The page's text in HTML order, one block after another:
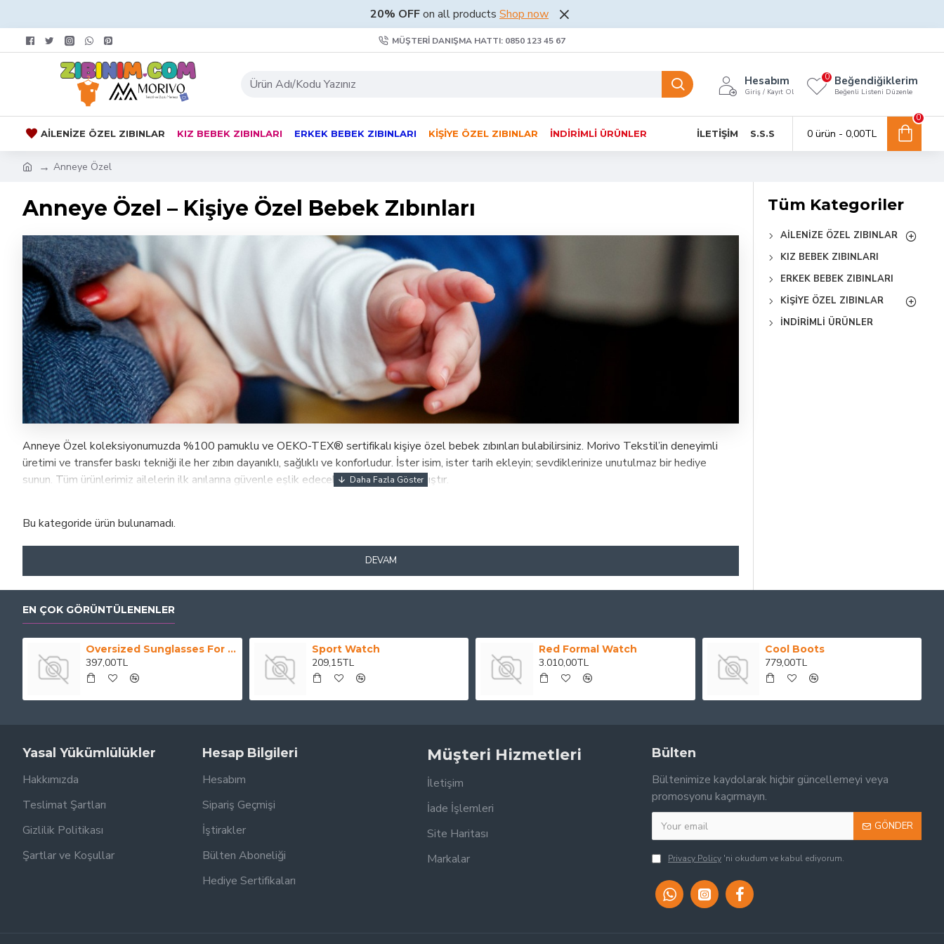
20% OFFon all products Shop now
MÜŞTERI DANIŞMA HATTI: 0850 123 45 67
Hesabım
Giriş / Kayıt Ol
Beğendiğiklerim
Beğenli Listeni Düzenle
0
AILENIZE ÖZEL ZIBINLAR KIZ BEBEK ZIBINLARI ERKEK BEBEK ZIBINLARI KIŞIYE ÖZEL ZIBINLAR İNDIRIMLI ÜRÜNLER İLETIŞIM S.S.S 0 ürün - 0,00TL
0
Anneye Özel
Anneye Özel – Kişiye Özel Bebek Zıbınları
Anneye Özel koleksiyonumuzda %100 pamuklu ve OEKO-TEX® sertifikalı kişiye özel bebek zıbınları bulabilirsiniz. Morivo Tekstil’in deneyimli
üretimi ve transfer baskı tekniği ile her zıbın dayanıklı, sağlıklı ve konforludur. İster isim, ister tarih ekleyin; sevdiklerinize unutulmaz bir hediye
sunun. Tüm ürünlerimiz ailelerin ilk anılarına güvenle eşlik edecek şekilde tasarlanmıştır.
Bu kategoride ürün bulunamadı.
DEVAM
Tüm Kategoriler
AILENIZE ÖZEL ZIBINLAR
KIZ BEBEK ZIBINLARI
ERKEK BEBEK ZIBINLARI
KIŞIYE ÖZEL ZIBINLAR
İNDIRIMLI ÜRÜNLER
EN ÇOK GÖRÜNTÜLENENLER
Oversized Sunglasses For Long Summer Days
397,00TL
Sport Watch
209,15TL
Red Formal Watch
3.010,00TL
Cool Boots
779,00TL
Yasal Yükümlülükler
Hakkımızda
Teslimat Şartları
Gizlilik Politikası
Şartlar ve Koşullar
Hesap Bilgileri
Hesabım
Sipariş Geçmişi
İştirakler
Bülten Aboneliği
Hediye Sertifikaları
Müşteri Hizmetleri
İletişim
İade İşlemleri
Site Haritası
Markalar
Bülten
Bültenimize kaydolarak hiçbir güncellemeyi veya
promosyonu kaçırmayın.
GÖNDER
Privacy Policy 'ni okudum ve kabul ediyorum.